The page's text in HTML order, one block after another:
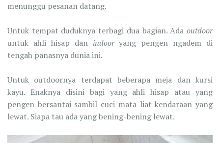
menunggu pesanan datang.
Untuk tempat duduknya terbagi dua bagian. Ada outdoor
untuk ahli hisap dan indooryang pengen ngadem di
tengah panasnya dunia ini.
Untuk outdoornya terdapat beberapa meja dan kursi
kayu. Enaknya disini bagi yang ahli hisap atau yang
pengen bersantai sambil cuci mata liat kendaraan yang
lewat. Siapa tau ada yang bening-bening lewat.